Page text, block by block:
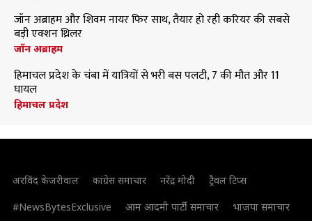
जॉन अब्राहम और शिवम नायर फिर साथ, तैयार हो रही करियर की सबसे
बड़ी एक्शन थ्रिलर
जॉन अब्राहम
हिमाचल प्रदेश के चंबा में यात्रियों से भरी बस पलटी, 7 की मौत और 11
घायल
हिमाचल प्रदेश
अरविंद केजरीवाल कांग्रेस समाचार नरेंद्र मोदी
ट्रैवल टिप्स
#NewsBytesExclusive
आम आदमी पार्टी समाचार
भाजपा समाचार